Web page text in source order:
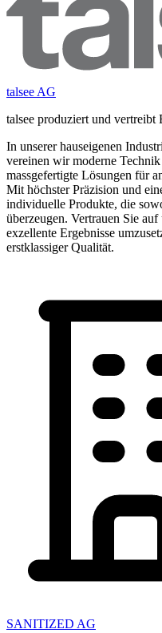
talsee AG
talsee produziert und vertreibt
In unserer hauseigenen
vereinen wir moderne
massgefertigte Lösungen für
Mit höchster Präzision und
individuelle Produkte, die
überzeugen. Vertrauen Sie
exzellente Ergebnisse
erstklassiger Qualität.
SANITIZED AG